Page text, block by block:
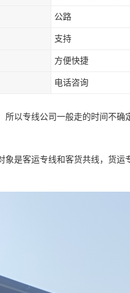
公路
支持
方便快捷
电话咨询
以专线公司一般走的时间不确
是客运专线和客货共线，货运